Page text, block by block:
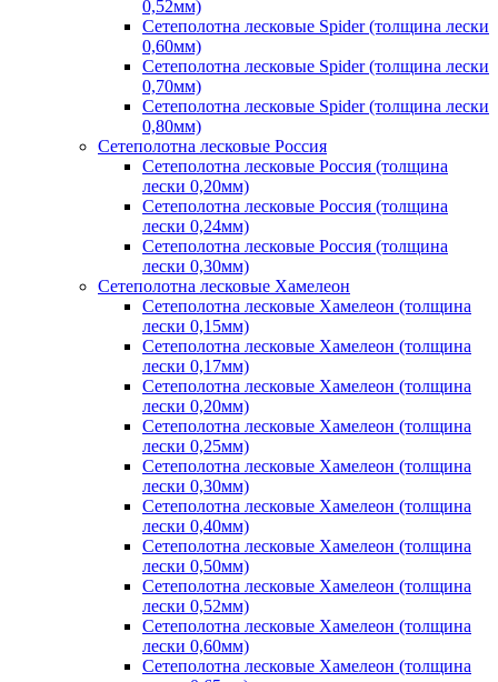
0,52мм)
Сетеполотна лесковые Spider (толщина лески
0,60мм)
Сетеполотна лесковые Spider (толщина лески
0,70мм)
Сетеполотна лесковые Spider (толщина лески
0,80мм)
Сетеполотна лесковые Россия
Сетеполотна лесковые Россия (толщина
лески 0,20мм)
Сетеполотна лесковые Россия (толщина
лески 0,24мм)
Сетеполотна лесковые Россия (толщина
лески 0,30мм)
Сетеполотна лесковые Хамелеон
Сетеполотна лесковые Хамелеон (толщина
лески 0,15мм)
Сетеполотна лесковые Хамелеон (толщина
лески 0,17мм)
Сетеполотна лесковые Хамелеон (толщина
лески 0,20мм)
Сетеполотна лесковые Хамелеон (толщина
лески 0,25мм)
Сетеполотна лесковые Хамелеон (толщина
лески 0,30мм)
Сетеполотна лесковые Хамелеон (толщина
лески 0,40мм)
Сетеполотна лесковые Хамелеон (толщина
лески 0,50мм)
Сетеполотна лесковые Хамелеон (толщина
лески 0,52мм)
Сетеполотна лесковые Хамелеон (толщина
лески 0,60мм)
Сетеполотна лесковые Хамелеон (толщина